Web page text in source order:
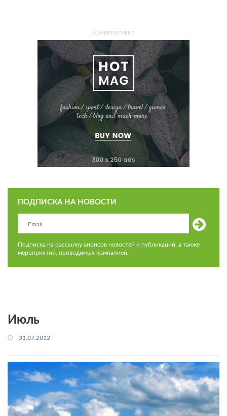
ADVERTISEMENT
ПОДПИСКА НА НОВОСТИ
Подписка на рассылку анонсов новостей и публикаций, а также
мероприятий, проводимых компанией.
Июль
31.07.2012